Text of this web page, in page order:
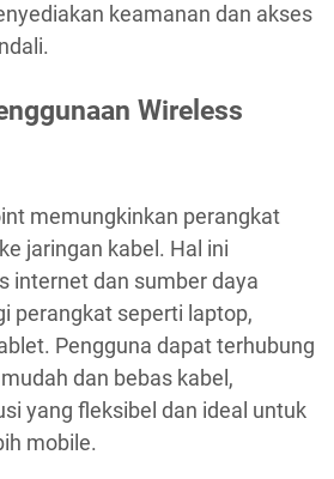
keamanan dan akses
Wireless
memungkinkan perangkat
jaringan kabel. Hal ini
internet dan sumber daya
perangkat seperti laptop,
Pengguna dapat terhubung
dan bebas kabel,
yang fleksibel dan ideal untuk
mobile.